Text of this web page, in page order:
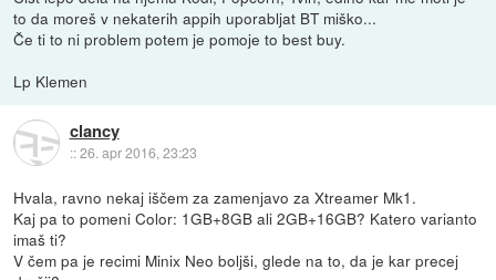
to da moreš v nekaterih appih uporabljat BT miško...
Če ti to ni problem potem je pomoje to best buy.
Lp Klemen
clancy
::26. apr 2016, 23:23
Hvala, ravno nekaj iščem za zamenjavo za Xtreamer Mk1.
Kaj pa to pomeni Color: 1GB+8GB ali 2GB+16GB? Katero varianto
imaš ti?
V čem pa je recimi Minix Neo boljši, glede na to, da je kar precej